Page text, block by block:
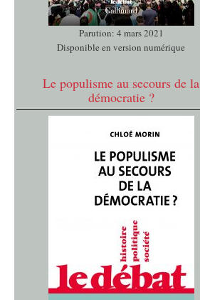
Parution: 4 mars 2021
Disponible en version numérique
Le populisme au secours de la
démocratie ?